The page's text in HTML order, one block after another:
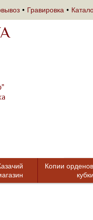
Гравировка
Копии
кубки